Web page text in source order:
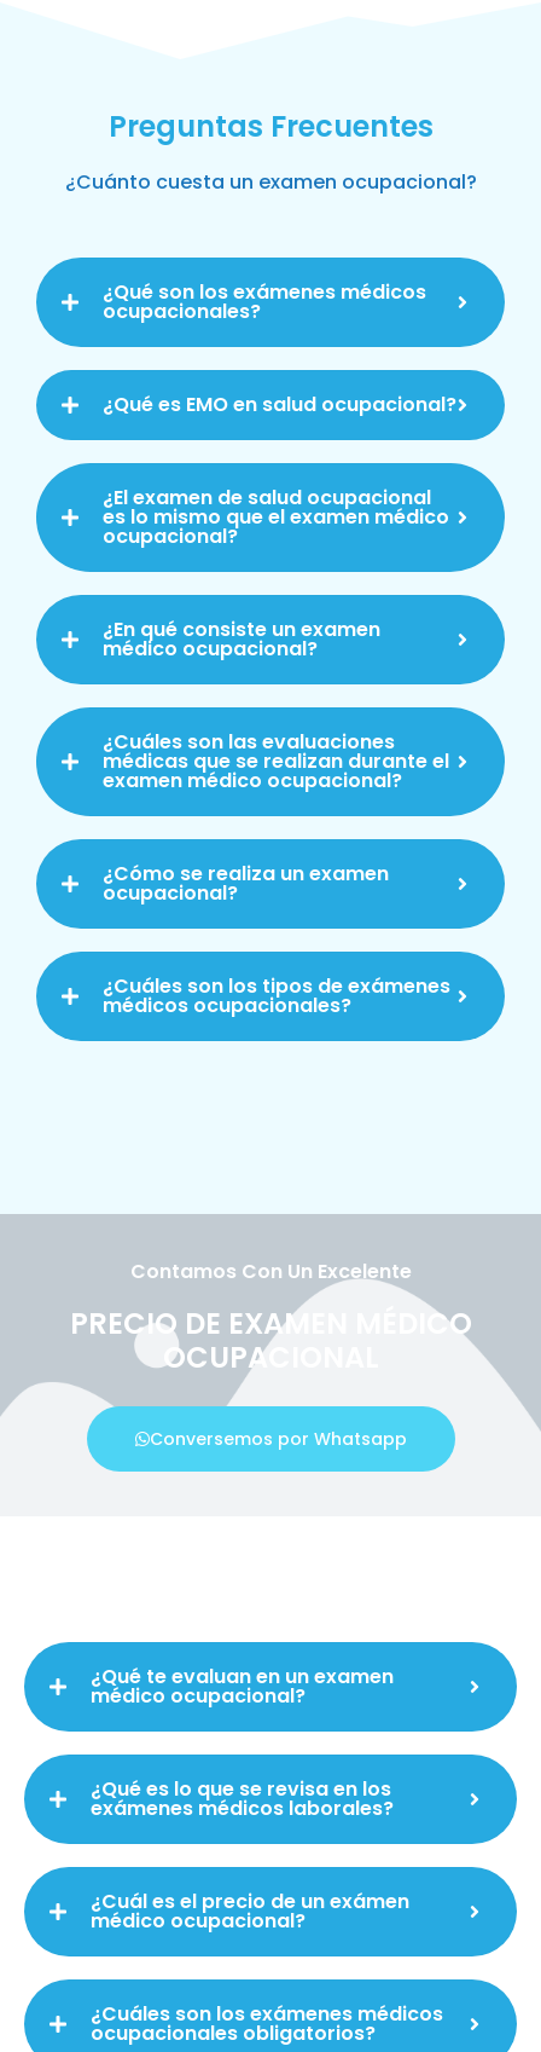
Preguntas Frecuentes
¿Cuánto cuesta un examen ocupacional?
¿Qué son los exámenes médicos
ocupacionales?
¿Qué es EMO en salud ocupacional?
¿El examen de salud ocupacional
es lo mismo que el examen médico
ocupacional?
¿En qué consiste un examen
médico ocupacional?
¿Cuáles son las evaluaciones
médicas que se realizan durante el
examen médico ocupacional?
¿Cómo se realiza un examen
ocupacional?
¿Cuáles son los tipos de exámenes
médicos ocupacionales?
Contamos Con Un Excelente
PRECIO DE EXAMEN MÉDICO
OCUPACIONAL
Conversemos por Whatsapp
¿Qué te evaluan en un examen
médico ocupacional?
¿Qué es lo que se revisa en los
exámenes médicos laborales?
¿Cuál es el precio de un exámen
médico ocupacional?
¿Cuáles son los exámenes médicos
ocupacionales obligatorios?